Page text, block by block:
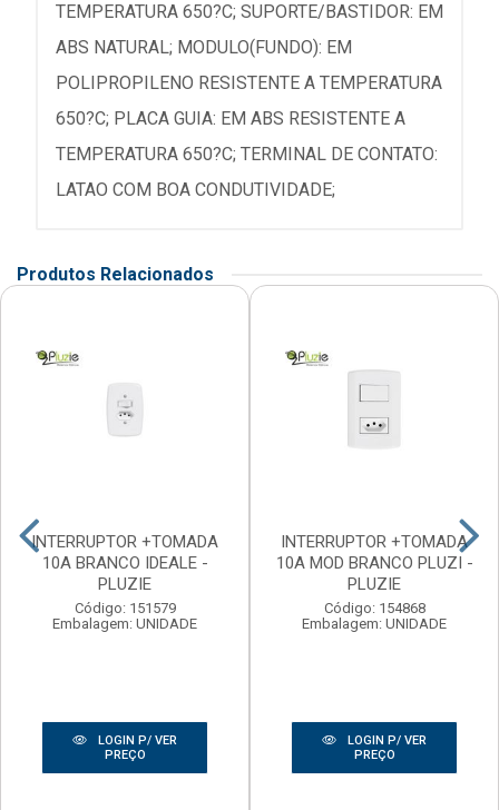
TEMPERATURA 650?C; SUPORTE/BASTIDOR: EM
ABS NATURAL; MODULO(FUNDO): EM
POLIPROPILENO RESISTENTE A TEMPERATURA
650?C; PLACA GUIA: EM ABS RESISTENTE A
TEMPERATURA 650?C; TERMINAL DE CONTATO:
LATAO COM BOA CONDUTIVIDADE;
Produtos Relacionados
INTERRUPTOR +TOMADA
10A BRANCO IDEALE -
PLUZIE
Código: 151579
Embalagem: UNIDADE
LOGIN P/ VER
PREÇO
INTERRUPTOR +TOMADA
10A MOD BRANCO PLUZI -
PLUZIE
Código: 154868
Embalagem: UNIDADE
LOGIN P/ VER
PREÇO